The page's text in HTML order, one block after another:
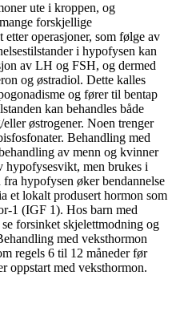
ute i kroppen, og
forskjellige
operasjoner, som følge av
i hypofysen kan
av LH og FSH, og dermed
og østradiol. Dette kalles
og fører til bentap
kan behandles både
østrogener. Noen trenger
Behandling med
av menn og kvinner
hypofysesvikt, men brukes i
hypofysen øker bendannelse
et lokalt produsert hormon som
1 (IGF 1). Hos barn med
forsinket skjelettmodning og
med veksthormon
regels 6 til 12 måneder før
oppstart med veksthormon.